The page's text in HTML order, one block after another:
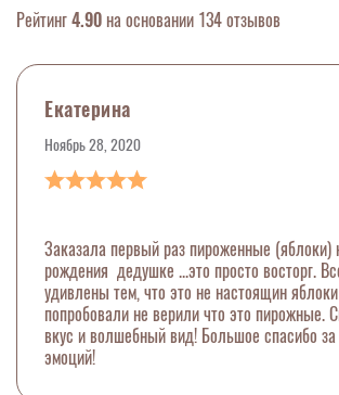
Рейтинг4.90 на основании 134 отзывов
Екатерина
Ноябрь 28, 2020
Заказала первый раз пироженные (яблоки)
рождения дедушке ...это просто восторг.
удивлены тем, что это не настоящин
попробовали не верили что это пирожные.
вкус и волшебный вид! Большое спасибо
эмоций!